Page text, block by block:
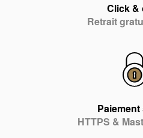
Click &
Retrait
HTTPS &